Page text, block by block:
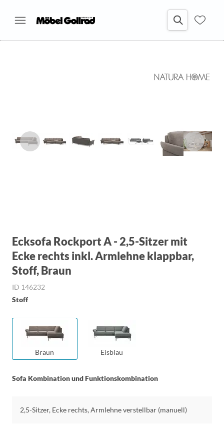
Ecksofa Rockport A - 2,5-Sitzer mit
Ecke rechts inkl. Armlehne klappbar,
Stoff, Braun
ID 146232
Stoff
Braun Eisblau
Sofa Kombination und Funktionskombination
2,5-Sitzer, Ecke rechts, Armlehne verstellbar (manuell)